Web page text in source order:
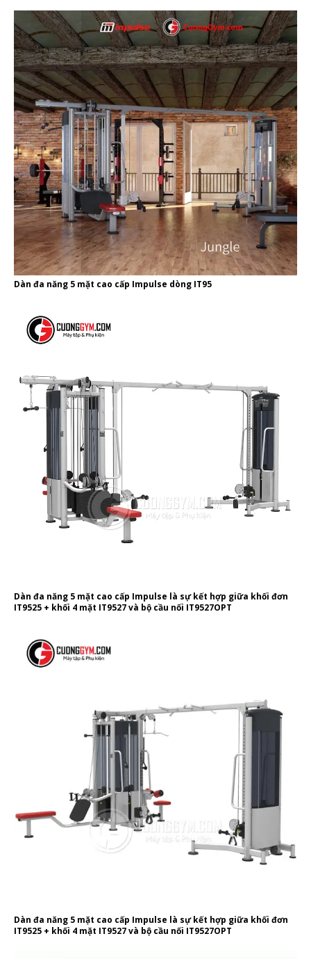
Dàn đa năng 5 mặt cao cấp Impulse dòng IT95
Dàn đa năng 5 mặt cao cấp Impulse là sự kết hợp giữa khối đơn
IT9525 + khối 4 mặt IT9527 và bộ cầu nối IT9527OPT
Dàn đa năng 5 mặt cao cấp Impulse là sự kết hợp giữa khối đơn
IT9525 + khối 4 mặt IT9527 và bộ cầu nối IT9527OPT